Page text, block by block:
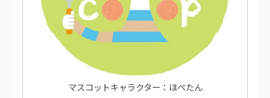
マスコットキャラクター：ほぺたん